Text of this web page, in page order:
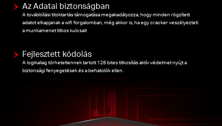
Az Adatai biztonságban
A továbbítási titoktartás támogatása megakadályozza, hogy minden rögzített
adatot elkapjanak a wifi forgalomban, még akkor is, ha egy cracker veszélyezteti
a munkamenet titkos kulcsait
Fejlesztett kódolás
A logikailag törhetetlennek tartott 128 bites titkosítás aktív védelmet nyújt a
biztonsági fenyegetések és a behatolók ellen.